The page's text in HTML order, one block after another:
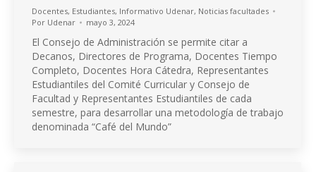
Docentes, Estudiantes, Informativo Udenar, Noticias facultades
Por Udenar mayo 3, 2024
El Consejo de Administración se permite citar a
Decanos, Directores de Programa, Docentes Tiempo
Completo, Docentes Hora Cátedra, Representantes
Estudiantiles del Comité Curricular y Consejo de
Facultad y Representantes Estudiantiles de cada
semestre, para desarrollar una metodología de trabajo
denominada “Café del Mundo”